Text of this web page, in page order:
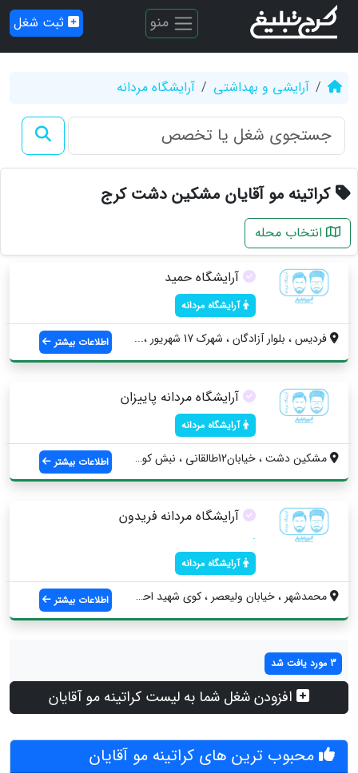
منو ثبت شغل
آرایشی و بهداشتی آرایشگاه مردانه
کراتینه مو آقایان مشکین دشت کرج
انتخاب محله
آرایشگاه حمید
آرایشگاه مردانه
فردیس ، بلوار آزادگان ، شهرک 17 شهریور ،... اطلاعات بیشتر
آرایشگاه مردانه پاییزان
آرایشگاه مردانه
مشکین دشت ، خیابان12طالقانی ، نبش کوی ام... اطلاعات بیشتر
آرایشگاه مردانه فریدون
.
آرایشگاه مردانه
محمدشهر ، خیابان ولیعصر ، کوی شهید احمدو... اطلاعات بیشتر
3 مورد یافت شد
افزودن شغل شما به لیست کراتینه مو آقایان
محبوب ترین های کراتینه مو آقایان